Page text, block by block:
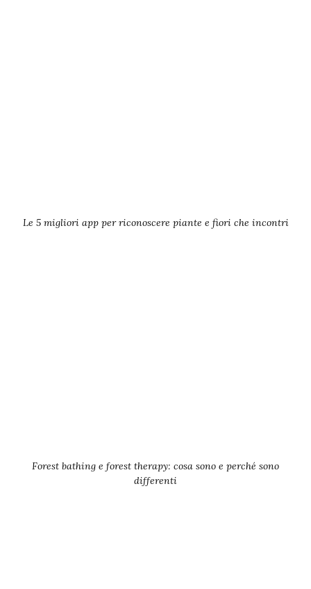
Le 5 migliori app per riconoscere piante e fiori che incontri
Forest bathing e forest therapy: cosa sono e perché sono
differenti